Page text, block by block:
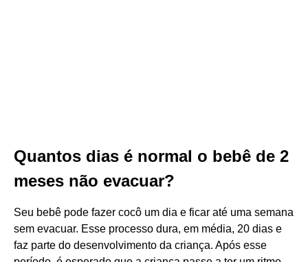
Quantos dias é normal o bebê de 2
meses não evacuar?
Seu bebê pode fazer cocô um dia e ficar até uma semana
sem evacuar. Esse processo dura, em média, 20 dias e
faz parte do desenvolvimento da criança. Após esse